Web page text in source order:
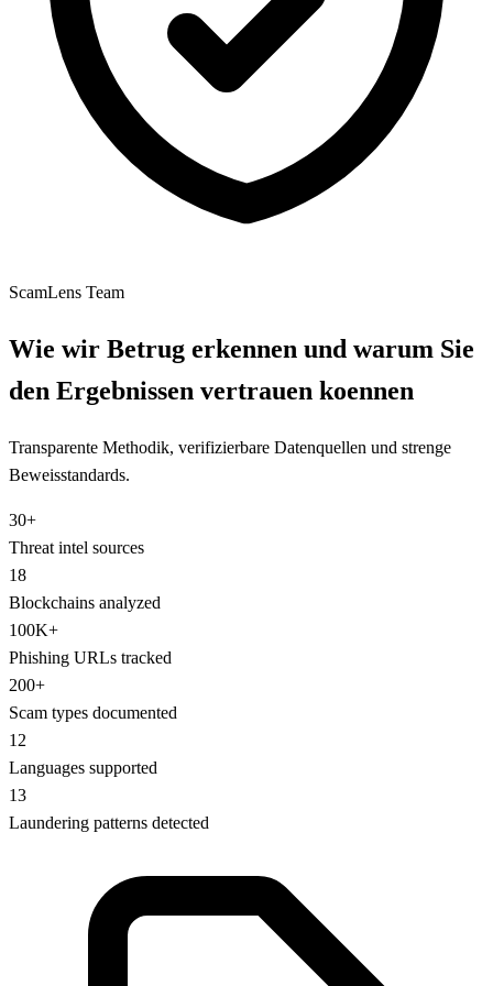
ScamLens Team
Wie wir Betrug erkennen und warum Sie
den Ergebnissen vertrauen koennen
Transparente Methodik, verifizierbare Datenquellen und strenge
Beweisstandards.
30+
Threat intel sources
18
Blockchains analyzed
100K+
Phishing URLs tracked
200+
Scam types documented
12
Languages supported
13
Laundering patterns detected